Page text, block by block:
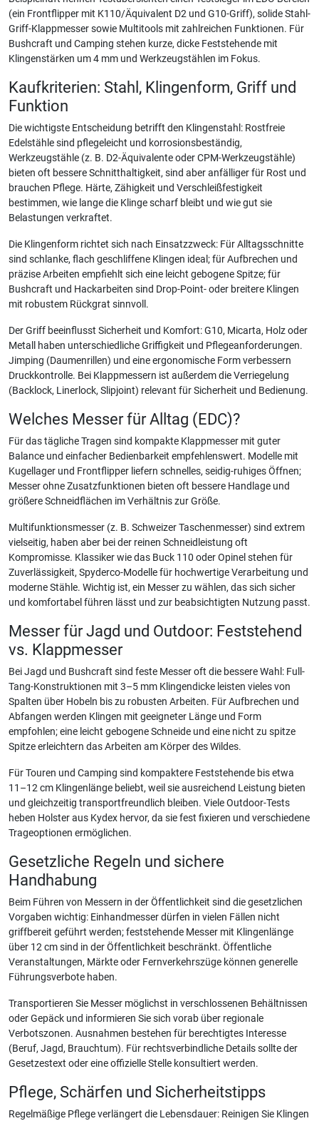
(ein Frontflipper mit K110/Äquivalent D2 und G10-Griff), solide Stahl-
Griff-Klappmesser sowie Multitools mit zahlreichen Funktionen. Für
Bushcraft und Camping stehen kurze, dicke Feststehende mit
Klingenstärken um 4 mm und Werkzeugstählen im Fokus.
Kaufkriterien: Stahl, Klingenform, Griff und
Funktion
Die wichtigste Entscheidung betrifft den Klingenstahl: Rostfreie
Edelstähle sind pflegeleicht und korrosionsbeständig,
Werkzeugstähle (z. B. D2-Äquivalente oder CPM-Werkzeugstähle)
bieten oft bessere Schnitthaltigkeit, sind aber anfälliger für Rost und
brauchen Pflege. Härte, Zähigkeit und Verschleißfestigkeit
bestimmen, wie lange die Klinge scharf bleibt und wie gut sie
Belastungen verkraftet.
Die Klingenform richtet sich nach Einsatzzweck: Für Alltagsschnitte
sind schlanke, flach geschliffene Klingen ideal; für Aufbrechen und
präzise Arbeiten empfiehlt sich eine leicht gebogene Spitze; für
Bushcraft und Hackarbeiten sind Drop-Point- oder breitere Klingen
mit robustem Rückgrat sinnvoll.
Der Griff beeinflusst Sicherheit und Komfort: G10, Micarta, Holz oder
Metall haben unterschiedliche Griffigkeit und Pflegeanforderungen.
Jimping (Daumenrillen) und eine ergonomische Form verbessern
Druckkontrolle. Bei Klappmessern ist außerdem die Verriegelung
(Backlock, Linerlock, Slipjoint) relevant für Sicherheit und Bedienung.
Welches Messer für Alltag (EDC)?
Für das tägliche Tragen sind kompakte Klappmesser mit guter
Balance und einfacher Bedienbarkeit empfehlenswert. Modelle mit
Kugellager und Frontflipper liefern schnelles, seidig-ruhiges Öffnen;
Messer ohne Zusatzfunktionen bieten oft bessere Handlage und
größere Schneidflächen im Verhältnis zur Größe.
Multifunktionsmesser (z. B. Schweizer Taschenmesser) sind extrem
vielseitig, haben aber bei der reinen Schneidleistung oft
Kompromisse. Klassiker wie das Buck 110 oder Opinel stehen für
Zuverlässigkeit, Spyderco-Modelle für hochwertige Verarbeitung und
moderne Stähle. Wichtig ist, ein Messer zu wählen, das sich sicher
und komfortabel führen lässt und zur beabsichtigten Nutzung passt.
Messer für Jagd und Outdoor: Feststehend
vs. Klappmesser
Bei Jagd und Bushcraft sind feste Messer oft die bessere Wahl: Full-
Tang-Konstruktionen mit 3–5 mm Klingendicke leisten vieles von
Spalten über Hobeln bis zu robusten Arbeiten. Für Aufbrechen und
Abfangen werden Klingen mit geeigneter Länge und Form
empfohlen; eine leicht gebogene Schneide und eine nicht zu spitze
Spitze erleichtern das Arbeiten am Körper des Wildes.
Für Touren und Camping sind kompaktere Feststehende bis etwa
11–12 cm Klingenlänge beliebt, weil sie ausreichend Leistung bieten
und gleichzeitig transportfreundlich bleiben. Viele Outdoor-Tests
heben Holster aus Kydex hervor, da sie fest fixieren und verschiedene
Trageoptionen ermöglichen.
Gesetzliche Regeln und sichere
Handhabung
Beim Führen von Messern in der Öffentlichkeit sind die gesetzlichen
Vorgaben wichtig: Einhandmesser dürfen in vielen Fällen nicht
griffbereit geführt werden; feststehende Messer mit Klingenlänge
über 12 cm sind in der Öffentlichkeit beschränkt. Öffentliche
Veranstaltungen, Märkte oder Fernverkehrszüge können generelle
Führungsverbote haben.
Transportieren Sie Messer möglichst in verschlossenen Behältnissen
oder Gepäck und informieren Sie sich vorab über regionale
Verbotszonen. Ausnahmen bestehen für berechtigtes Interesse
(Beruf, Jagd, Brauchtum). Für rechtsverbindliche Details sollte der
Gesetzestext oder eine offizielle Stelle konsultiert werden.
Pflege, Schärfen und Sicherheitstipps
Regelmäßige Pflege verlängert die Lebensdauer: Reinigen Sie Klingen